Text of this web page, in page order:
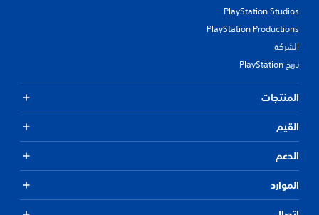
PlayStation Studios
PlayStation Productions
الشركة
تاريخ PlayStation
المنتجات
القيم
الدعم
الموارد